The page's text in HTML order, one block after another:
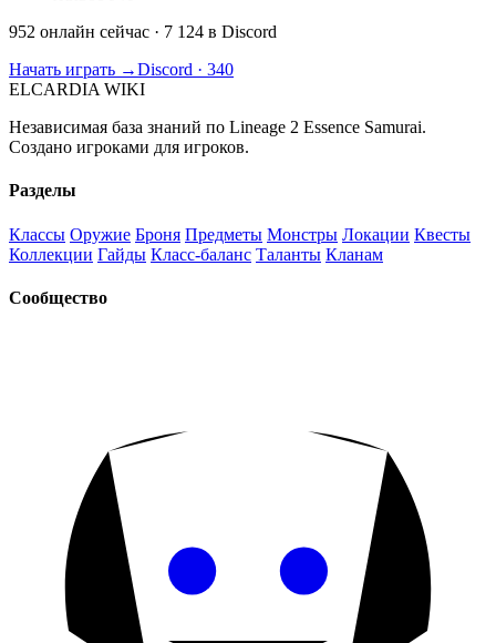
952 онлайн сейчас · 7 124 в Discord
Начать играть →Discord · 340
ELCARDIA WIKI
Независимая база знаний по Lineage 2 Essence Samurai.
Создано игроками для игроков.
Разделы
Классы Оружие Броня Предметы Монстры Локации Квесты
Коллекции Гайды Класс-баланс Таланты Кланам
Сообщество